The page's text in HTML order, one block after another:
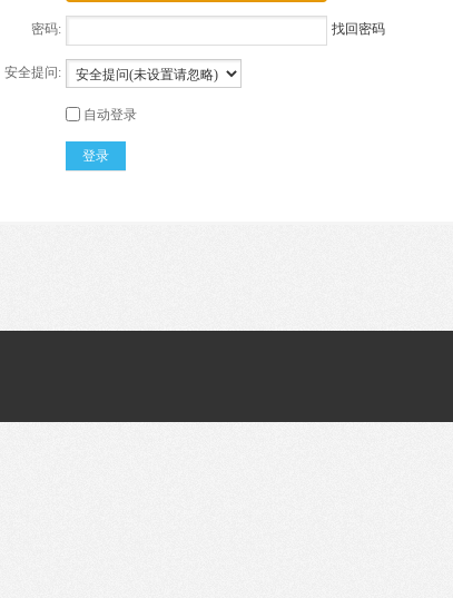
密码: 找回密码
安全提问:
自动登录
登录